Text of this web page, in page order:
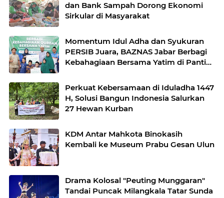
dan Bank Sampah Dorong Ekonomi
Sirkular di Masyarakat
Momentum Idul Adha dan Syukuran
PERSIB Juara, BAZNAS Jabar Berbagi
Kebahagiaan Bersama Yatim di Panti
Perkuat Kebersamaan di Iduladha 1447
H, Solusi Bangun Indonesia Salurkan
27 Hewan Kurban
KDM Antar Mahkota Binokasih
Kembali ke Museum Prabu Gesan Ulun
Drama Kolosal "Peuting Munggaran"
Tandai Puncak Milangkala Tatar Sunda